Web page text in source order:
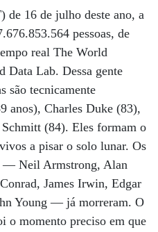
de 16 de julho deste ano, a
pessoas, de
real The World
Data Lab. Dessa gente
são tecnicamente
anos), Charles Duke (83),
(84). Eles formam o
a pisar o solo lunar. Os
— Neil Armstrong, Alan
James Irwin, Edgar
Young — já morreram. O
o momento preciso em que